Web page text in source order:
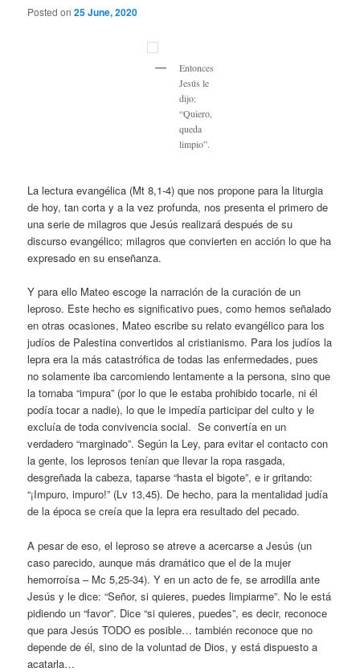
Posted on25 June, 2020
Entonces
Jesús le
dijo:
“Quiero,
queda
limpio”.
La lectura evangélica (Mt 8,1-4) que nos propone para la liturgia
de hoy, tan corta y a la vez profunda, nos presenta el primero de
una serie de milagros que Jesús realizará después de su
discurso evangélico; milagros que convierten en acción lo que ha
expresado en su enseñanza.
Y para ello Mateo escoge la narración de la curación de un
leproso. Este hecho es significativo pues, como hemos señalado
en otras ocasiones, Mateo escribe su relato evangélico para los
judíos de Palestina convertidos al cristianismo. Para los judíos la
lepra era la más catastrófica de todas las enfermedades, pues
no solamente iba carcomiendo lentamente a la persona, sino que
la tornaba “impura” (por lo que le estaba prohibido tocarle, ni él
podía tocar a nadie), lo que le impedía participar del culto y le
excluía de toda convivencia social. Se convertía en un
verdadero “marginado”. Según la Ley, para evitar el contacto con
la gente, los leprosos tenían que llevar la ropa rasgada,
desgreñada la cabeza, taparse “hasta el bigote”, e ir gritando:
“¡Impuro, impuro!” (Lv 13,45). De hecho, para la mentalidad judía
de la época se creía que la lepra era resultado del pecado.
A pesar de eso, el leproso se atreve a acercarse a Jesús (un
caso parecido, aunque más dramático que el de la mujer
hemorroísa – Mc 5,25-34). Y en un acto de fe, se arrodilla ante
Jesús y le dice: “Señor, si quieres, puedes limpiarme”. No le está
pidiendo un “favor”. Dice “si quieres, puedes”, es decir, reconoce
que para Jesús TODO es posible… también reconoce que no
depende de él, sino de la voluntad de Dios, y está dispuesto a
acatarla…